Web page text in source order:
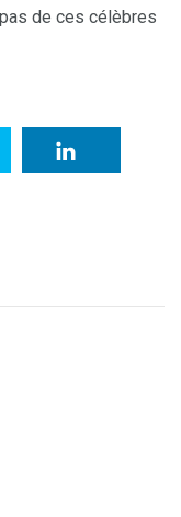
de ces célèbres